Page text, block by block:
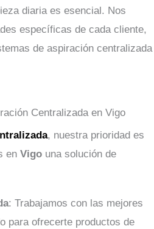
diaria es esencial. Nos
específicas de cada cliente,
de aspiración centralizada
Centralizada en Vigo
, nuestra prioridad es
en Vigo una solución de
: Trabajamos con las mejores
para ofrecerte productos de